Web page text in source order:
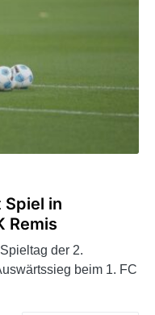
Spiel in
Remis
der 2.
beim 1. FC